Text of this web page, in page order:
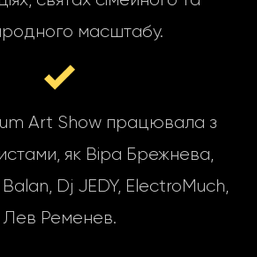
масштабу.
Art Show працювала з
як Віра Брежнева,
Dj JEDY, ElectroMuch,
Лев Ременев.